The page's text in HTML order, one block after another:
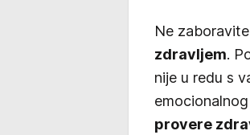
Ne
zdravljem.
nije u redu s
provere